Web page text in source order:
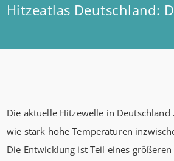
Die aktuelle Hitzewelle in
wie stark hohe Temperaturen
Die Entwicklung ist Teil eines